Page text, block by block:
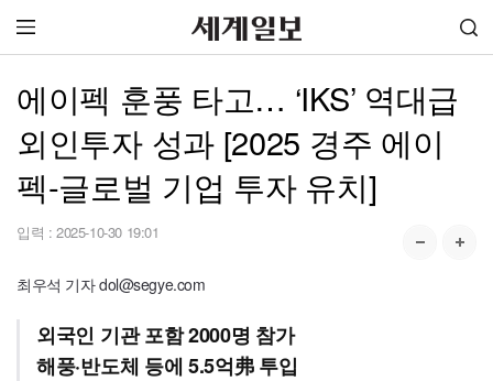
에이펙 훈풍 타고… ‘IKS’ 역대급
외인투자 성과 [2025 경주 에이
펙-글로벌 기업 투자 유치]
입력 : 2025-10-30 19:01
최우석 기자 dol@segye.com
외국인 기관 포함 2000명 참가
해풍·반도체 등에 5.5억弗 투입